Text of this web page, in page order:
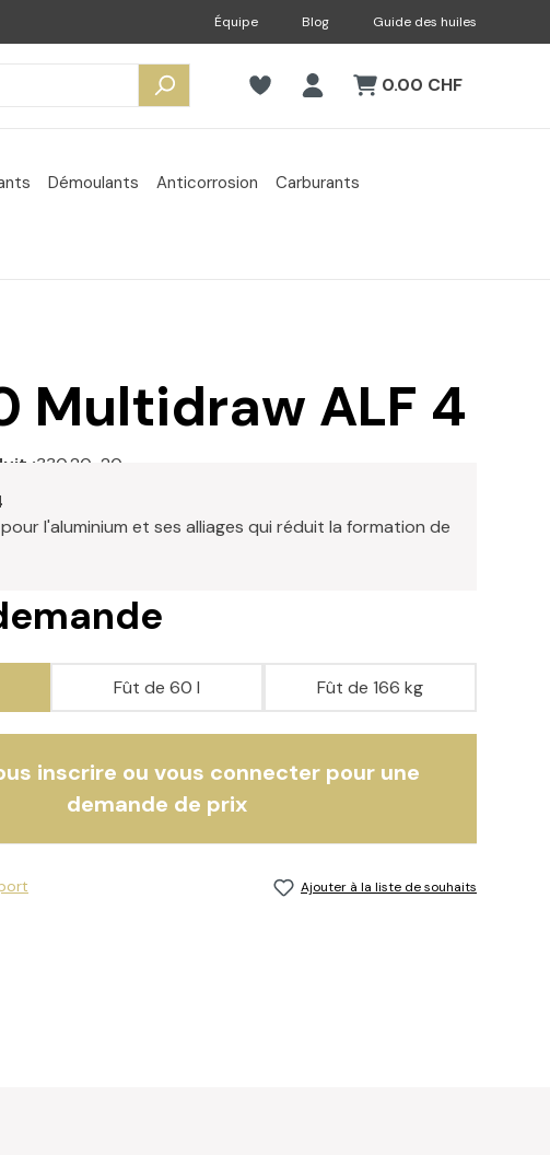
Équipe Blog Guide des huiles
0.00 CHF
Démoulants Anticorrosion
Carburants
Multidraw ALF 4
:330.20-20
l'aluminium et ses alliages qui réduit la formation de
Fût de 60 l Fût de 166 kg
inscrire ou vous connecter pour une
demande de prix
Ajouter à la liste de souhaits